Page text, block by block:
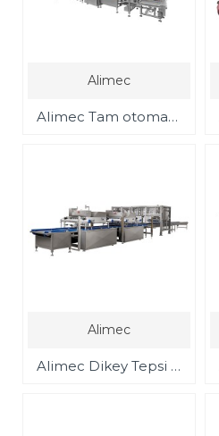
Alimec
Alimec Tam otomatik muffin , kek üretim hattı
Alimec
Alimec Dikey Tepsi içine ürün Doldurma Depozitörleri